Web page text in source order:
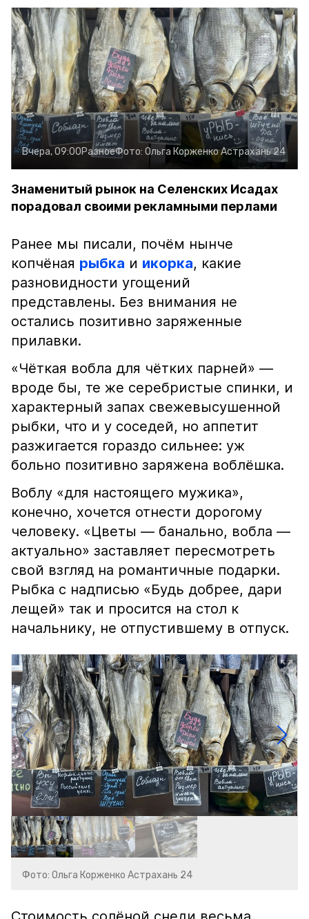
Вчера, 09:00РазноеФото: Ольга КорженкоАстрахань 24
Знаменитый рынок на Селенских Исадах
порадовал своими рекламными перлами
Ранее мы писали, почём нынче
копчёная рыбка и икорка, какие
разновидности угощений
представлены. Без внимания не
остались позитивно заряженные
прилавки.
«Чёткая вобла для чётких парней» —
вроде бы, те же серебристые спинки, и
характерный запах свежевысушенной
рыбки, что и у соседей, но аппетит
разжигается гораздо сильнее: уж
больно позитивно заряжена воблёшка.
Воблу «для настоящего мужика»,
конечно, хочется отнести дорогому
человеку. «Цветы — банально, вобла —
актуально» заставляет пересмотреть
свой взгляд на романтичные подарки.
Рыбка с надписью «Будь добрее, дари
лещей» так и просится на стол к
начальнику, не отпустившему в отпуск.
Фото: Ольга Корженко Астрахань 24